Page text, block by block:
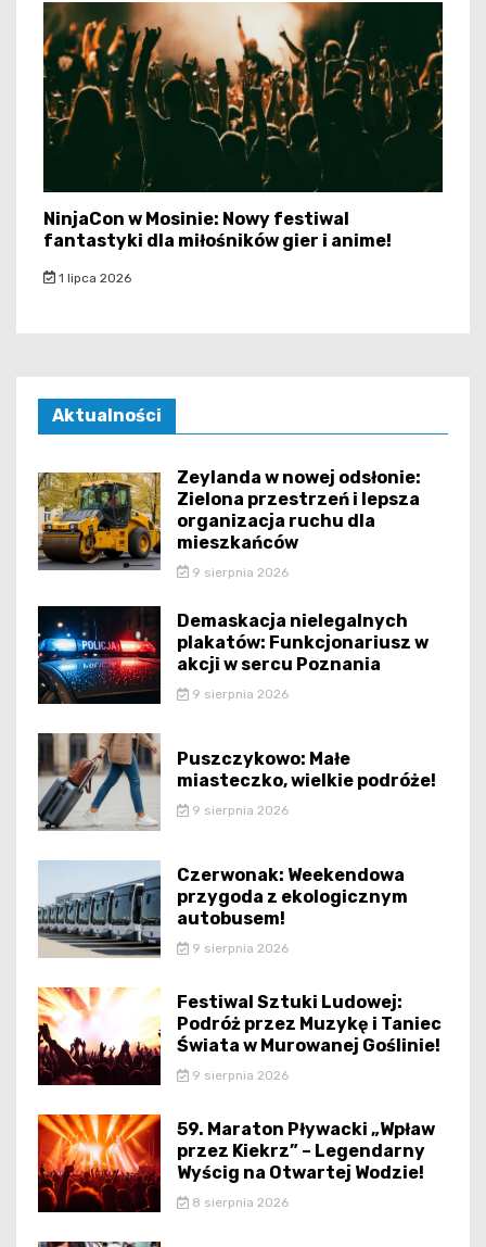
NinjaCon w Mosinie: Nowy festiwal
fantastyki dla miłośników gier i anime!
1 lipca 2026
Aktualności
Zeylanda w nowej odsłonie:
Zielona przestrzeń i lepsza
organizacja ruchu dla
mieszkańców
9 sierpnia 2026
Demaskacja nielegalnych
plakatów: Funkcjonariusz w
akcji w sercu Poznania
9 sierpnia 2026
Puszczykowo: Małe
miasteczko, wielkie podróże!
9 sierpnia 2026
Czerwonak: Weekendowa
przygoda z ekologicznym
autobusem!
9 sierpnia 2026
Festiwal Sztuki Ludowej:
Podróż przez Muzykę i Taniec
Świata w Murowanej Goślinie!
9 sierpnia 2026
59. Maraton Pływacki „Wpław
przez Kiekrz” – Legendarny
Wyścig na Otwartej Wodzie!
8 sierpnia 2026